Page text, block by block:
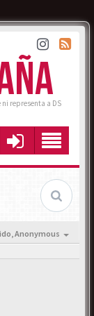
ni representa a DS
Anonymous